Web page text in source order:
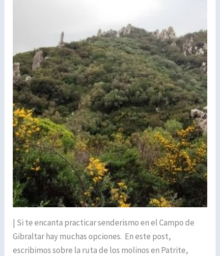
| Si te encanta practicar senderismo en el Campo de
Gibraltar hay muchas opciones. En este post,
escribimos sobre la ruta de los molinos en Patrite,